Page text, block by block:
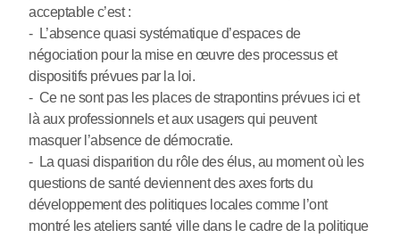
acceptable c’est :
- L’absence quasi systématique d’espaces de
négociation pour la mise en œuvre des processus et
dispositifs prévues par la loi.
- Ce ne sont pas les places de strapontins prévues ici et
là aux professionnels et aux usagers qui peuvent
masquer l’absence de démocratie.
- La quasi disparition du rôle des élus, au moment où les
questions de santé deviennent des axes forts du
développement des politiques locales comme l’ont
montré les ateliers santé ville dans le cadre de la politique